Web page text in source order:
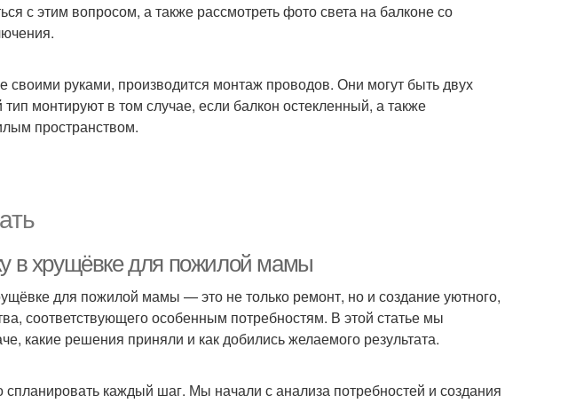
с этим вопросом, а также рассмотреть фото света на балконе со
своими руками, производится монтаж проводов. Они могут быть двух
монтируют в том случае, если балкон остекленный, а также
пространством.
в хрущёвке для пожилой мамы
для пожилой мамы — это не только ремонт, но и создание уютного,
соответствующего особенным потребностям. В этой статье мы
какие решения приняли и как добились желаемого результата.
каждый шаг. Мы начали с анализа потребностей и создания